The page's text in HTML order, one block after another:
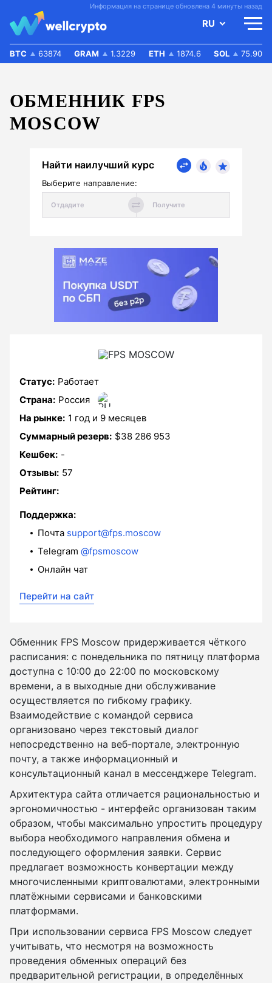
Информация на странице обновлена 4 минуты назад
RU
BTC 63874 GRAM 1.3229 ETH 1874.6 SOL 75.90
ОБМЕННИК FPS
MOSCOW
Найти наилучший курс
Выберите направление:
Статус: Paботает
Страна: Россия
На рынке: 1 год и 9 месяцев
Суммарный резерв: $38 286 953
Кешбек: -
Отзывы: 57
Рейтинг:
Поддержка:
Почта support@fps.moscow
Telegram @fpsmoscow
Онлайн чат
Перейти на сайт
Обменник FPS Moscow придерживается чёткого
расписания: с понедельника по пятницу платформа
доступна с 10:00 до 22:00 по московскому
времени, а в выходные дни обслуживание
осуществляется по гибкому графику.
Взаимодействие с командой сервиса
организовано через текстовый диалог
непосредственно на веб-портале, электронную
почту, а также информационный и
консультационный канал в мессенджере Telegram.
Архитектура сайта отличается рациональностью и
эргономичностью - интерфейс организован таким
образом, чтобы максимально упростить процедуру
выбора необходимого направления обмена и
последующего оформления заявки. Сервис
предлагает возможность конвертации между
многочисленными криптовалютами, электронными
платёжными сервисами и банковскими
платформами.
При использовании сервиса FPS Moscow следует
учитывать, что несмотря на возможность
проведения обменных операций без
предварительной регистрации, в определённых